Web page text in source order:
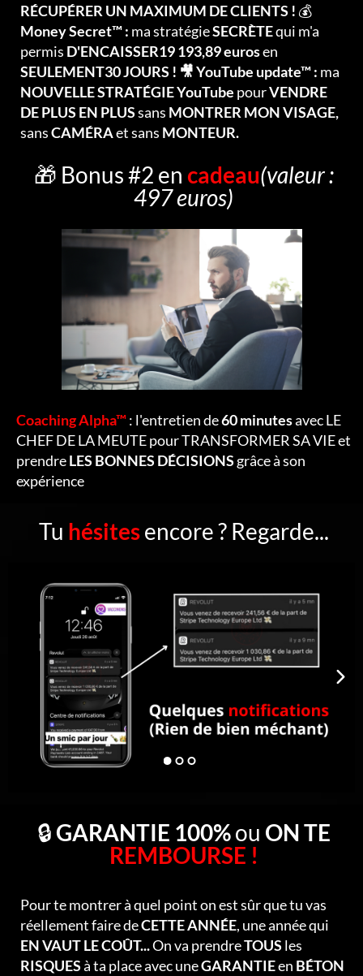
RÉCUPÉRER UN MAXIMUM DE CLIENTS ! 💰
Money Secret™ : ma stratégieSECRÈTEqui m'a
permis D'ENCAISSER19 193,89 eurosen
SEULEMENT30 JOURS ! 🎥 YouTube update™ : ma
NOUVELLE STRATÉGIE YouTube pourVENDRE
DE PLUS EN PLUSsans MONTRER MON VISAGE,
sansCAMÉRAet sans MONTEUR.
🎁 Bonus #2 en cadeau(valeur :
497 euros)
Coaching Alpha™: l'entretien de60 minutesavec LE
CHEF DE LA MEUTE pour TRANSFORMER SA VIE et
prendreLES BONNES DÉCISIONS grâce à son
expérience
Tu hésitesencore ? Regarde...
🔒GARANTIE 100%ou ON TE
REMBOURSE !
Pour te montrer à quel point on est sûr que tu vas
réellement faire deCETTE ANNÉE, une année qui
EN VAUT LE COÛT...On va prendreTOUS les
RISQUESà ta place avec uneGARANTIEen BÉTON